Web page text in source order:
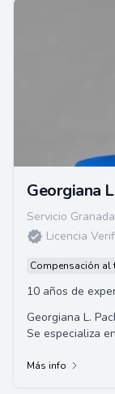
Georgiana
Servicio
Licencia
Compensación al
10 años de
Georgiana L.
Se especializa
Más info